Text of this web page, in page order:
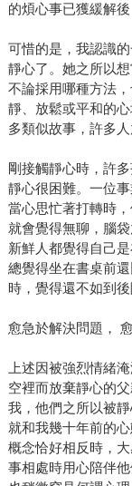
的煩心事已獲緩解後
可惜的是，我認識
靜心了。她之所以
不論採用哪種方法
靜、放鬆或平和的
多類似故事，許多
剛接觸靜心時，許
靜心很困難。一位
當心思忙著打轉時
就會覺得無聊，腦
新鮮人都覺得自己
總覺得坐在書桌前
時，覺得還不如到後
愈急於解決問題，
上述因被強烈情緒
空裡而放棄靜心的
我，他們之所以被
就和我幾十年前的
概念恰好相反時，
事相處時用心陪伴